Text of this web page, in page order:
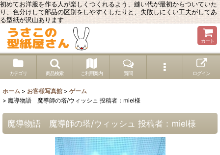
初めてお洋服を作る人が楽しくつくれるよう、縫い代が最初からついていた
り、色分けして部品の区別をしやすくしたりと、失敗しにくい工夫がしてあ
る型紙が沢山あります
カート
カテゴリ 商品検索 ご利用案内 質問 ログイン
ホーム > お客様写真館 > ゲーム
> 魔導物語 魔導師の塔/ウィッシュ 投稿者：miel様
魔導物語 魔導師の塔/ウィッシュ 投稿者：miel様